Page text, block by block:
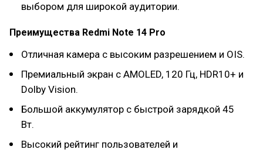
выбором для широкой аудитории.
Преимущества Redmi Note 14 Pro
Отличная камера с высоким разрешением и OIS.
Премиальный экран с AMOLED, 120 Гц, HDR10+ и
Dolby Vision.
Большой аккумулятор с быстрой зарядкой 45
Вт.
Высокий рейтинг пользователей и